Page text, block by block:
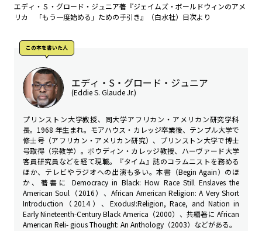
エディ・Ｓ・グロード・ジュニア著『ジェイムズ・ボールドウィンのアメ
リカ 「もう一度始める」ための手引き』（白水社）目次より
この本を書いた人
エディ・S・グロード・ジュニア
(Eddie S. Glaude Jr.)
プリンストン大学教授、同大学アフリカン・アメリカン研究学科
長。1968 年生まれ。モアハウス・カレッジ卒業後、テンプル大学で
修士号（アフリカン・アメリカン研究）、プリンストン大学で博士
号取得（宗教学）。ボウディン・カレッジ教授、ハーヴァード大学
客員研究員などを経て現職。『タイム』誌のコラムニストを務める
ほか、テレビやラジオへの出演も多い。本書（Begin Again）のほ
か、著書に Democracy in Black: How Race Still Enslaves the
American Soul（2016）、African American Religion: A Very Short
Introduction（2014）、Exodus!:Religion, Race, and Nation in
Early Nineteenth-Century Black America（2000）、共編著に African
American Reli- gious Thought: An Anthology（2003）などがある。